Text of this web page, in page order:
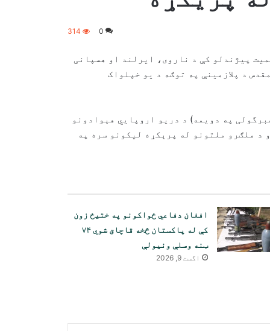
0
314
پیژندلو کې د ناروی، ایرلند او هسپانی
د پلازمینې په توګه د یو خپلواک
په دویمه) د دریو اروپايي هېوادونو
د ملګرو ملتونو له پرېکړه لیکونو سره په
افغان دفاعي ځواکونو په ختیځ زون
کې له پاکستان څخه قاچاق شوي ۷۴
ټنه وسلې ونیولې
اگست 9, 2026
د امریکا سنا پر روسیې سخت
بندیزونه تصویب کړل